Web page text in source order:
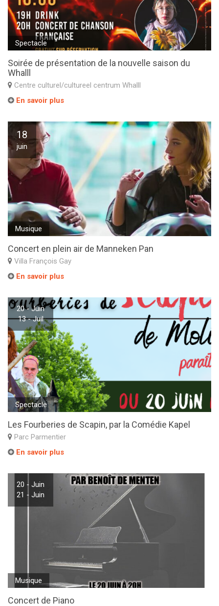
Spectacle
Soirée de présentation de la nouvelle saison du
Whalll
Centre culturel/cultureel centrum Whalll
En savoir plus
18
juin
Musique
Concert en plein air de Manneken Pan
Villa François Gay
En savoir plus
20 - Juin
13 - Juil
Spectacle
Les Fourberies de Scapin, par la Comédie Kapel
Parc Parmentier
En savoir plus
20 - Juin
21 - Juin
Musique
Concert de Piano